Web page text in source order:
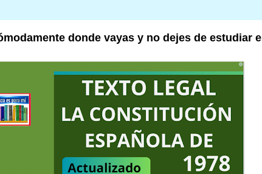
donde vayas y no dejes de estudiar